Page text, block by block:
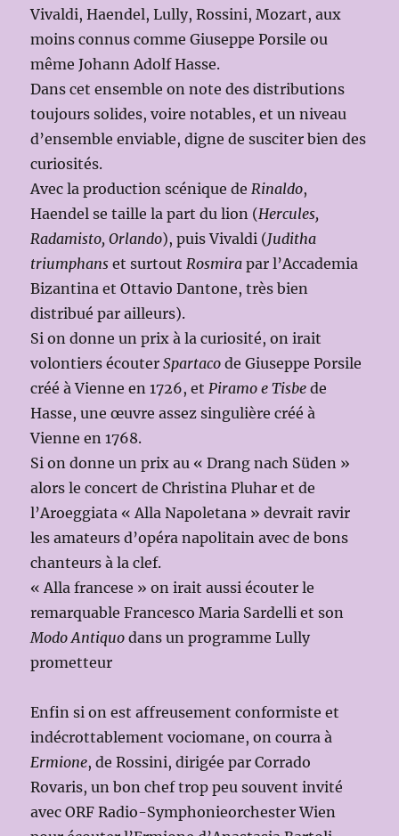
Vivaldi, Haendel, Lully, Rossini, Mozart, aux
moins connus comme Giuseppe Porsile ou
même Johann Adolf Hasse.
Dans cet ensemble on note des distributions
toujours solides, voire notables, et un niveau
d’ensemble enviable, digne de susciter bien des
curiosités.
Avec la production scénique deRinaldo,
Haendel se taille la part du lion (Hercules,
Radamisto, Orlando), puis Vivaldi (Juditha
triumphans et surtoutRosmira par l’Accademia
Bizantina et Ottavio Dantone, très bien
distribué par ailleurs).
Si on donne un prix à la curiosité, on irait
volontiers écouterSpartaco de Giuseppe Porsile
créé à Vienne en 1726, etPiramo e Tisbe de
Hasse, une œuvre assez singulière créé à
Vienne en 1768.
Si on donne un prix au « Drang nach Süden »
alors le concert de Christina Pluhar et de
l’Aroeggiata « Alla Napoletana » devrait ravir
les amateurs d’opéra napolitain avec de bons
chanteurs à la clef.
« Alla francese » on irait aussi écouter le
remarquable Francesco Maria Sardelli et son
Modo Antiquodans un programme Lully
prometteur
Enfin si on est affreusement conformiste et
indécrottablement vociomane, on courra à
Ermione, de Rossini, dirigée par Corrado
Rovaris, un bon chef trop peu souvent invité
avec ORF Radio-Symphonieorchester Wien